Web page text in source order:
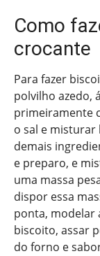
Como
crocante
Para fazer
polvilho azedo,
primeiramente
o sal e misturar
demais
e preparo, e
uma massa
dispor essa
ponta, modelar
biscoito, assar
do forno e